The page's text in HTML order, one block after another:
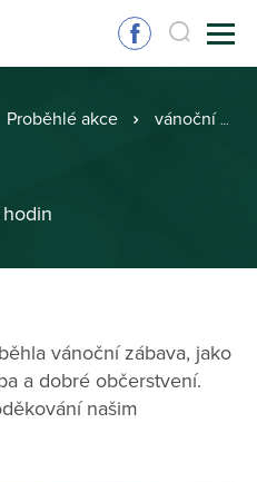
Proběhlé akce vánoční zábava
vánoční zábava, jako
a dobré občerstvení.
našim